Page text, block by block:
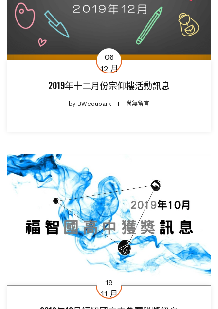
06
12 月
2019年十二月份宗仰樓活動訊息
by BWedupark 尚無留言
19
11 月